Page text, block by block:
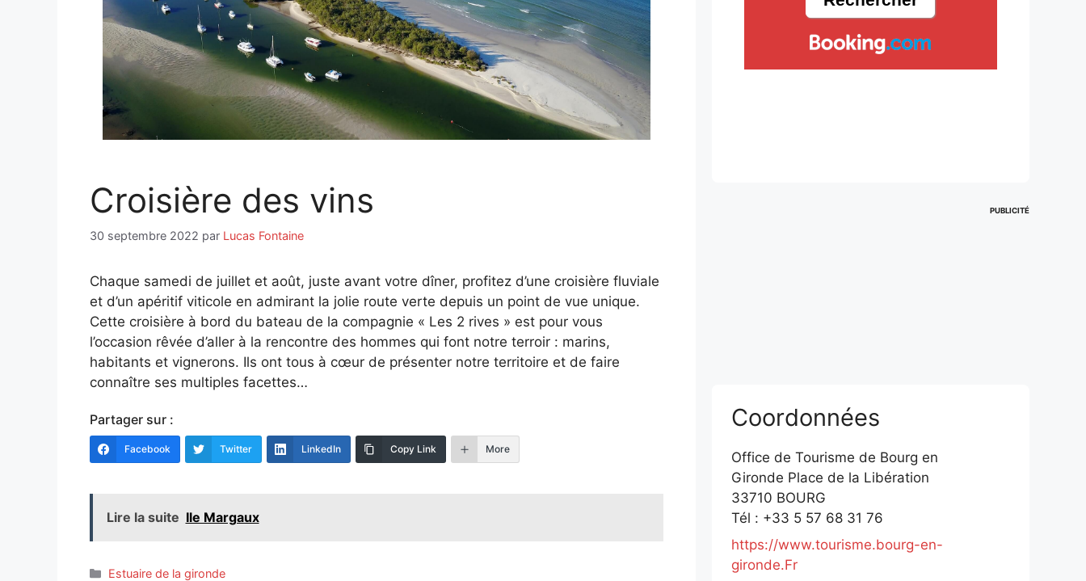
Croisière des vins
30 septembre 2022 par Lucas Fontaine
Chaque samedi de juillet et août, juste avant votre dîner, profitez d’une croisière fluviale
et d’un apéritif viticole en admirant la jolie route verte depuis un point de vue unique.
Cette croisière à bord du bateau de la compagnie « Les 2 rives » est pour vous
l’occasion rêvée d’aller à la rencontre des hommes qui font notre terroir : marins,
habitants et vignerons. Ils ont tous à cœur de présenter notre territoire et de faire
connaître ses multiples facettes…
Partager sur :
Facebook Twitter LinkedIn Copy Link More
Lire la suite Ile Margaux
Catégories
Estuaire de la gironde
PUBLICITÉ
Coordonnées
Office de Tourisme de Bourg en
Gironde Place de la Libération
33710 BOURG
Tél : +33 5 57 68 31 76
https://www.tourisme.bourg-en-
gironde.Fr